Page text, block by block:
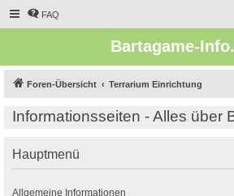
FAQ
Bartagame-
Foren-Übersicht Terrarium Einrichtung
Informationsseiten - Alles über
Hauptmenü
Allgemeine Informationen